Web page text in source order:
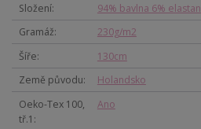
Složení
94% bavlna 6% elastan
Gramáž
230g/m2
Šíře
130cm
Země původu
Holandsko
Oeko-Tex 100,
tř.1
Ano